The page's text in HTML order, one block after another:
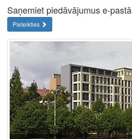
Saņemiet piedāvājumus e-pastā
Pieteikties